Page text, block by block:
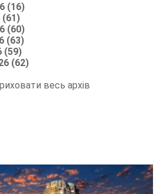
(16)
(61)
(60)
(63)
(59)
(62)
весь архів